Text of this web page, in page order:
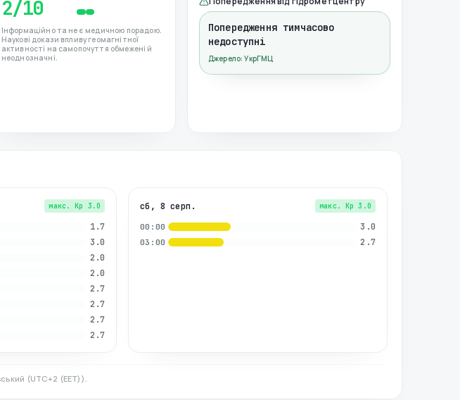
2/10
Інформаційно та не є медичною порадою.
Наукові докази впливу геомагнітної
активності на самопочуття обмежені й
неоднозначні.
Попередження тимчасово
недоступні
Джерело: УкрГМЦ
макс. Kp 3.0
1.7
3.0
2.0
2.0
2.7
2.7
2.7
2.7
сб, 8 серп. макс. Kp 3.0
00:00 3.0
03:00 2.7
(UTC+2 (EET) ).